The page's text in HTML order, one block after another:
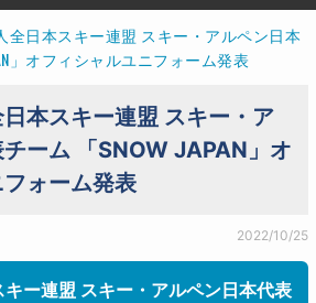
全日本スキー連盟 スキー・アルペン日本
」オフィシャルユニフォーム発表
本スキー連盟 スキー・ア
ーム 「SNOW JAPAN」オ
ォーム発表
2022/10/25
ー連盟 スキー・アルペン日本代表